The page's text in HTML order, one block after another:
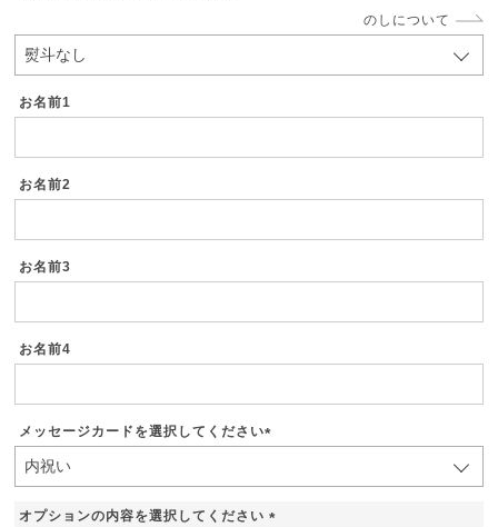
必
)
のしについて
お名前1
お名前2
お名前3
お名前4
メッセージカードを選択してください
)
オプションの内容を選択してください